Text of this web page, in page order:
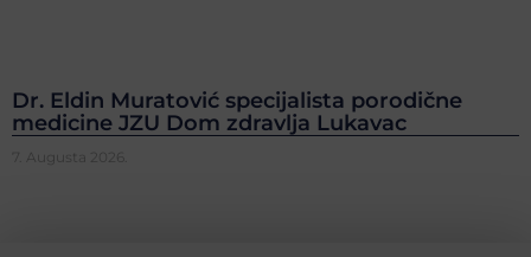
Dr. Eldin Muratović specijalista porodične
medicine JZU Dom zdravlja Lukavac
7. Augusta 2026.